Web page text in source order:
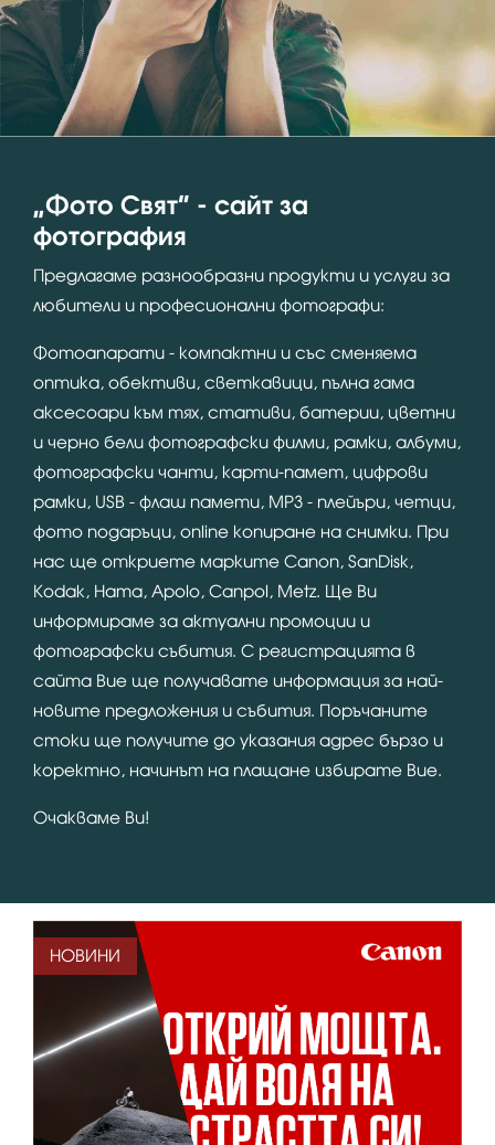
“Фото Свят” - сайт за
фотография
Предлагаме разнообразни продукти и услуги за
любители и професионални фотографи:
Фотоапарати - компактни и със сменяема
оптика, обективи, светкавици, пълна гама
аксесоари към тях, стативи, батерии, цветни
и черно бели фотографски филми, рамки, албуми,
фотографски чанти, карти-памет, цифрови
рамки, USB - флаш памети, MP3 - плейъри, четци,
фото подаръци, online копиране на снимки. При
нас ще откриете марките Canon, SanDisk,
Kodak, Hama, Apolo, Canpol, Metz. Ще Ви
информираме за актуални промоции и
фотографски събития. С регистрацията в
сайта Вие ще получавате информация за най-
новите предложения и събития. Поръчаните
стоки ще получите до указания адрес бързо и
коректно, начинът на плащане избирате Вие.
Очакваме Ви!
НОВИНИ